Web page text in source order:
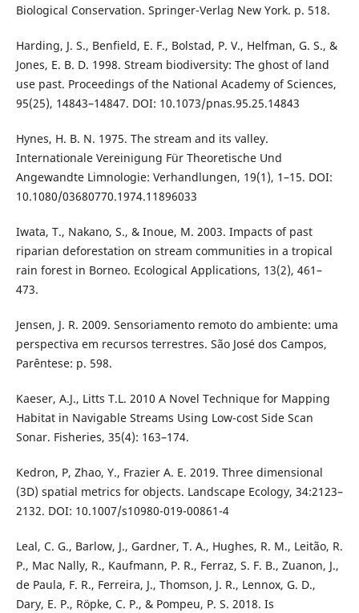
Biological Conservation. Springer-Verlag New York. p. 518.
Harding, J. S., Benfield, E. F., Bolstad, P. V., Helfman, G. S., &
Jones, E. B. D. 1998. Stream biodiversity: The ghost of land
use past. Proceedings of the National Academy of Sciences,
95(25), 14843–14847. DOI: 10.1073/pnas.95.25.14843
Hynes, H. B. N. 1975. The stream and its valley.
Internationale Vereinigung Für Theoretische Und
Angewandte Limnologie: Verhandlungen, 19(1), 1–15. DOI:
10.1080/03680770.1974.11896033
Iwata, T., Nakano, S., & Inoue, M. 2003. Impacts of past
riparian deforestation on stream communities in a tropical
rain forest in Borneo. Ecological Applications, 13(2), 461–
473.
Jensen, J. R. 2009. Sensoriamento remoto do ambiente: uma
perspectiva em recursos terrestres. São José dos Campos,
Parêntese: p. 598.
Kaeser, A.J., Litts T.L. 2010 A Novel Technique for Mapping
Habitat in Navigable Streams Using Low-cost Side Scan
Sonar. Fisheries, 35(4): 163–174.
Kedron, P, Zhao, Y., Frazier A. E. 2019. Three dimensional
(3D) spatial metrics for objects. Landscape Ecology, 34:2123–
2132. DOI: 10.1007/s10980-019-00861-4
Leal, C. G., Barlow, J., Gardner, T. A., Hughes, R. M., Leitão, R.
P., Mac Nally, R., Kaufmann, P. R., Ferraz, S. F. B., Zuanon, J.,
de Paula, F. R., Ferreira, J., Thomson, J. R., Lennox, G. D.,
Dary, E. P., Röpke, C. P., & Pompeu, P. S. 2018. Is